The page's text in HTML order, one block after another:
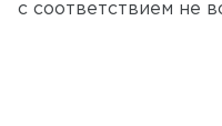
с соответствием не